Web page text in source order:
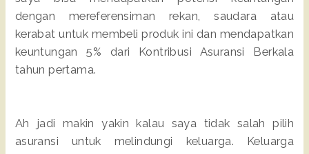
dengan mereferensiman rekan, saudara atau
kerabat untuk membeli produk ini dan mendapatkan
keuntungan 5% dari Kontribusi Asuransi Berkala
tahun pertama.
Ah jadi makin yakin kalau saya tidak salah pilih
asuransi untuk melindungi keluarga. Keluarga